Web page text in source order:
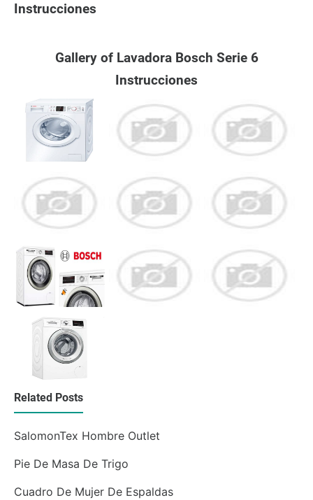
Instrucciones
Gallery of Lavadora Bosch Serie 6
Instrucciones
Related Posts
SalomonTex Hombre Outlet
Pie De Masa De Trigo
Cuadro De Mujer De Espaldas